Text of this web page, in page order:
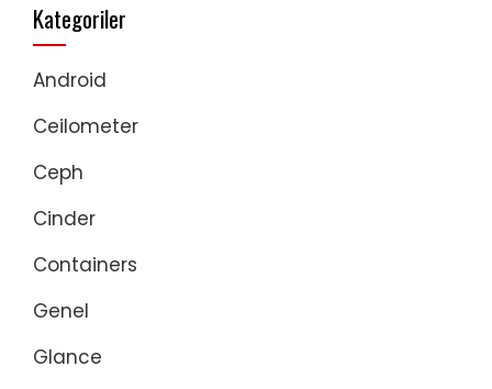
Kategoriler
Android
Ceilometer
Ceph
Cinder
Containers
Genel
Glance